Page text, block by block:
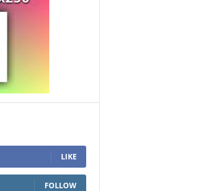
LIKE
FOLLOW